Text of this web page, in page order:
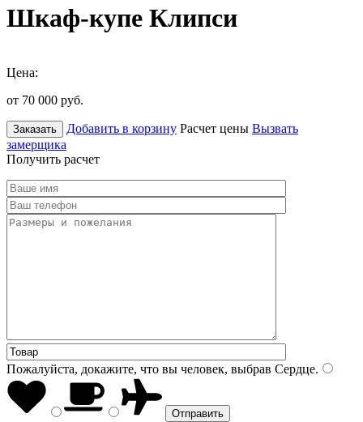
Шкаф-купе Клипси
Цена:
от 70 000 руб.
Заказать Добавить в корзину Расчет цены Вызвать
замерщика
Получить расчет
Пожалуйста, докажите, что вы человек, выбрав Сердце.